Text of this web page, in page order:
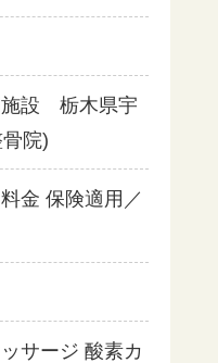
施設 栃木県宇
院)
金 保険適用／
サージ 酸素カ